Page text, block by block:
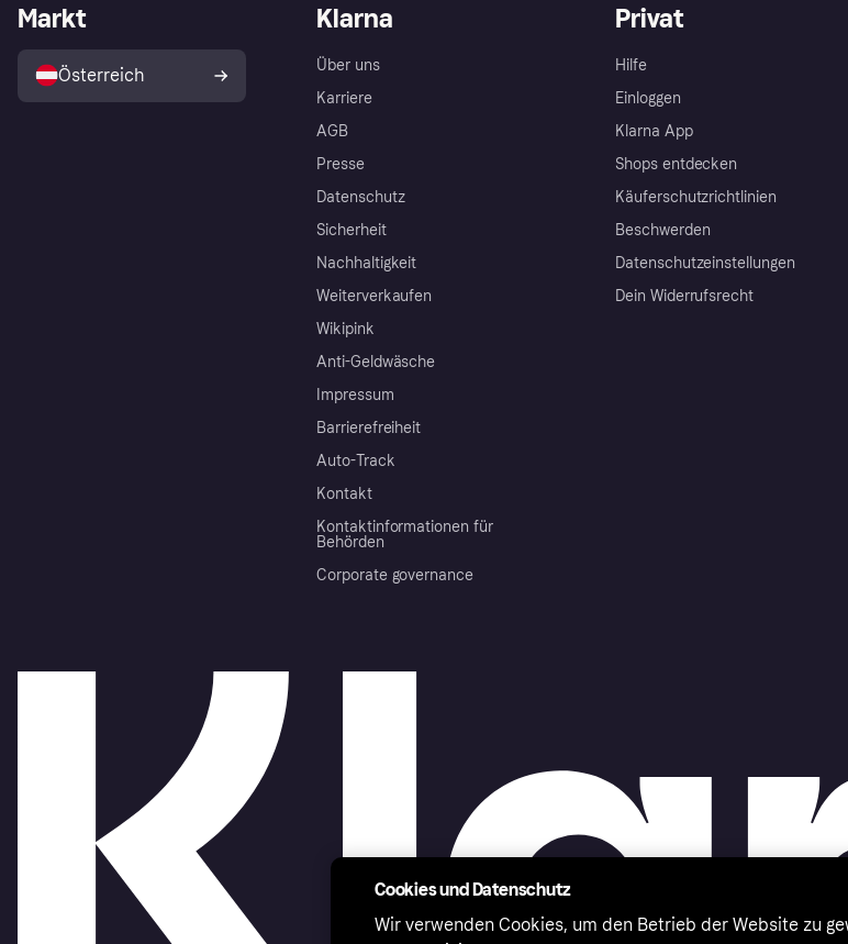
Klarna
Über uns
Karriere
AGB
Presse
Datenschutz
Sicherheit
Nachhaltigkeit
Weiterverkaufen
Wikipink
Anti-Geldwäsche
Impressum
Barrierefreiheit
Auto-Track
Kontakt
Kontaktinformationen für
Behörden
Corporate governance
Privat
Hilfe
Einloggen
Klarna App
Shops entdecken
Käuferschutzrichtlinien
Beschwerden
Datenschutzeinstellungen
Dein Widerrufsrecht
Markt
Österreich
Cookies und Datenschutz
Wir verwenden Cookies, um den Betrieb der Website zu